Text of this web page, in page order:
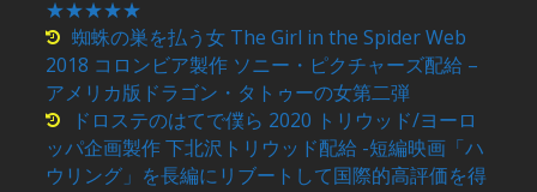
★★★★★
蜘蛛の巣を払う女 The Girl in the Spider Web
2018 コロンビア製作 ソニー・ピクチャーズ配給 –
アメリカ版ドラゴン・タトゥーの女第二弾
ドロステのはてで僕ら 2020 トリウッド/ヨーロ
ッパ企画製作 下北沢トリウッド配給 -短編映画「ハ
ウリング」を長編にリブートして国際的高評価を得